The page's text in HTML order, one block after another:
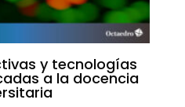
y tecnologías
a la docencia